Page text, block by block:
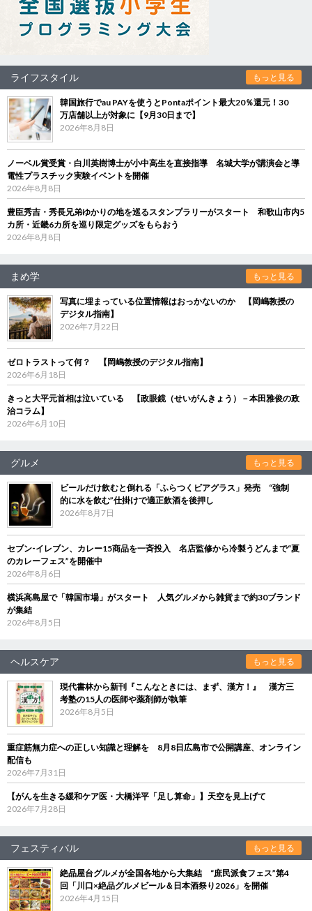
ライフスタイル もっと見る
韓国旅行でau PAYを使うとPontaポイント最大20％還元！30
万店舗以上が対象に【9月30日まで】
2026年8月8日
ノーベル賞受賞・白川英樹博士が小中高生を直接指導 名城大学が講演会と導
電性プラスチック実験イベントを開催
2026年8月8日
豊臣秀吉・秀長兄弟ゆかりの地を巡るスタンプラリーがスタート 和歌山市内5
カ所・近畿6カ所を巡り限定グッズをもらおう
2026年8月8日
まめ学 もっと見る
写真に埋まっている位置情報はおっかないのか 【岡嶋教授の
デジタル指南】
2026年7月22日
ゼロトラストって何？ 【岡嶋教授のデジタル指南】
2026年6月18日
きっと大平元首相は泣いている 【政眼鏡（せいがんきょう）－本田雅俊の政
治コラム】
2026年6月10日
グルメ もっと見る
ビールだけ飲むと倒れる「ふらつくビアグラス」発売 “強制
的に水を飲む”仕掛けで適正飲酒を後押し
2026年8月7日
セブン‐イレブン、カレー15商品を一斉投入 名店監修から冷製うどんまで“夏
のカレーフェス”を開催中
2026年8月6日
横浜高島屋で「韓国市場」がスタート 人気グルメから雑貨まで約30ブランド
が集結
2026年8月5日
ヘルスケア もっと見る
現代書林から新刊『こんなときには、まず、漢方！』 漢方三
考塾の15人の医師や薬剤師が執筆
2026年8月5日
重症筋無力症への正しい知識と理解を 8月8日広島市で公開講座、オンライン
配信も
2026年7月31日
【がんを生きる緩和ケア医・大橋洋平「足し算命」】天空を見上げて
2026年7月28日
フェスティバル もっと見る
絶品屋台グルメが全国各地から大集結 “庶民派食フェス”第4
回「川口×絶品グルメビール＆日本酒祭り2026」を開催
2026年4月15日